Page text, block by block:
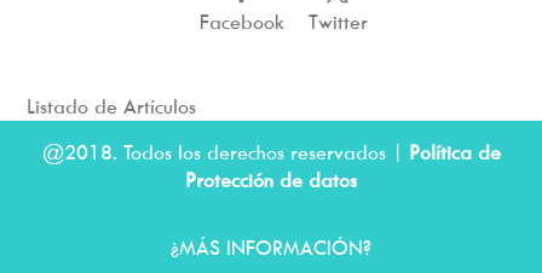
¿MÁS INFORMACIÓN?
Facebook Twitter
Listado de Artículos
@2018. Todos los derechos reservados | Política de
Protección de datos